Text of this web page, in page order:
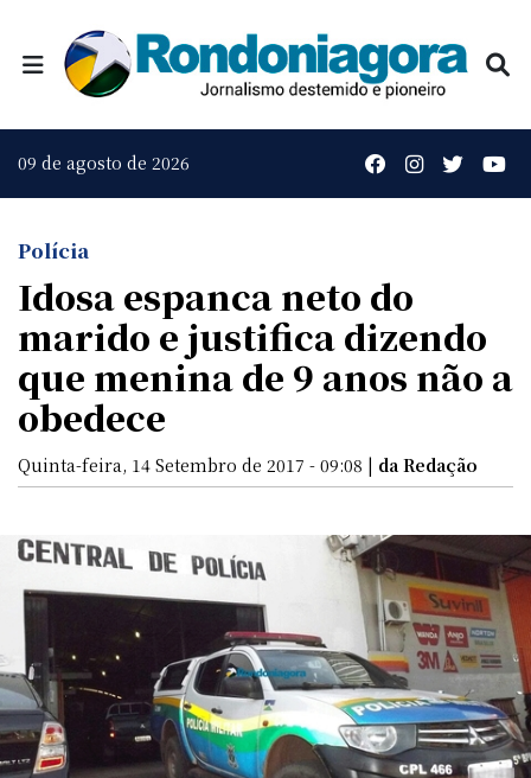
09 de agosto de 2026
Polícia
Idosa espanca neto do
marido e justifica dizendo
que menina de 9 anos não a
obedece
Quinta-feira, 14 Setembro de 2017 - 09:08 | da Redação